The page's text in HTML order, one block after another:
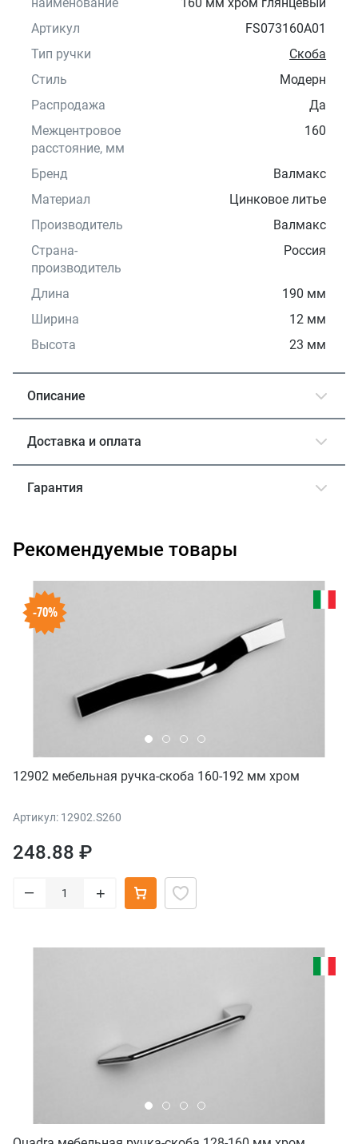
Артикул
FS073160A01
Тип ручки
Скоба
Стиль
Модерн
Распродажа
Да
Межцентровое
расстояние, мм
160
Бренд
Валмакс
Материал
Цинковое литье
Производитель
Валмакс
Страна-
производитель
Россия
Длина
190 мм
Ширина
12 мм
Высота
23 мм
Описание
Доставка и оплата
Гарантия
Рекомендуемые товары
-70%
12902 мебельная ручка-скоба 160-192 мм хром
Артикул: 12902.S260
248.88 ₽
– +